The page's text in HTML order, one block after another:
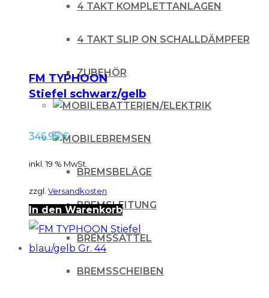
4 TAKT KOMPLETTANLAGEN
4 TAKT SLIP ON SCHALLDÄMPFER
ZUBEHÖR
BATTERIEN/ELEKTRIK
BREMSEN
BREMSBELÄGE
BREMSLEITUNG
BREMSSATTEL
BREMSSCHEIBEN
FM TYPHOON
Stiefel schwarz/gelb
Gr. 44
346.95€
inkl. 19 % MwSt.
zzgl. Versandkosten
In den Warenkorb